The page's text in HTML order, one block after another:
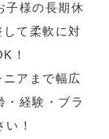
子様の長期休
て柔軟に対
！
アまで幅広
・経験・ブラ
！